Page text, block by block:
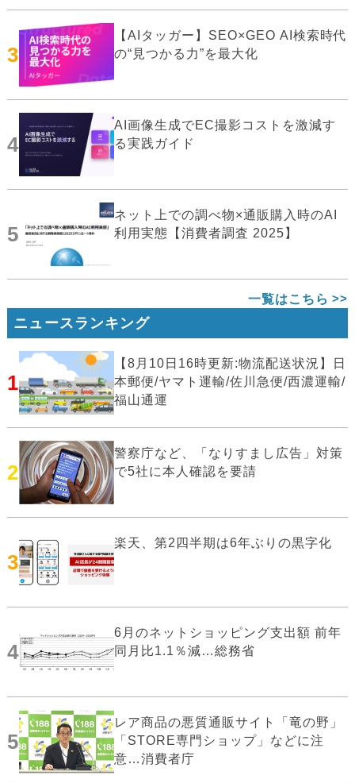
3
【AIタッガー】SEO×GEO AI検索時代
の“見つかる力”を最大化
4
AI画像生成でEC撮影コストを激減す
る実践ガイド
5
ネット上での調べ物×通販購入時のAI
利用実態【消費者調査 2025】
一覧はこちら
ニュースランキング
1
【8月10日16時更新:物流配送状況】日
本郵便/ヤマト運輸/佐川急便/西濃運輸/
福山通運
2
警察庁など、「なりすまし広告」対策
で5社に本人確認を要請
3
楽天、第2四半期は6年ぶりの黒字化
4
6月のネットショッピング支出額 前年
同月比1.1％減…総務省
5
レア商品の悪質通販サイト「竜の野」
「STORE専門ショップ」などに注
意…消費者庁